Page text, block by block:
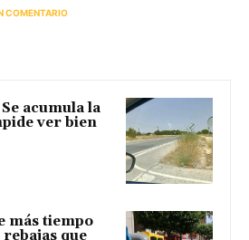
COMENTARIO
acumula la
ver bien
más tiempo
que